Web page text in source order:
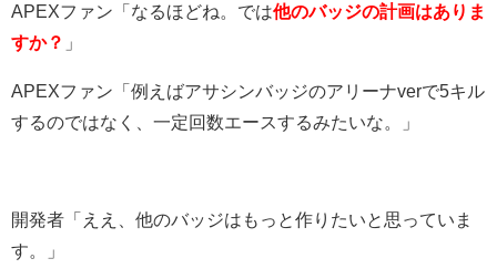
APEXファン「 なるほどね 。では他のバッジの計画はありま
すか？ 」
APEXファン「例えばアサシンバッジのアリーナverで5キル
するのではなく、一定回数エースするみたいな。」
開発者「ええ、他のバッジはもっと作りたいと思っていま
す。」